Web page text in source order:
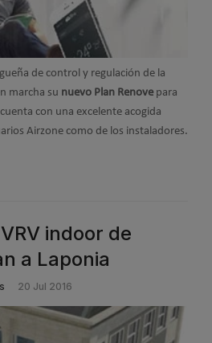
de control y regulación de la
marcha su nuevo Plan Renove para
con una excelente acogida
Airzone como de los instaladores.
indoor de
a Laponia
20 Jul 2016